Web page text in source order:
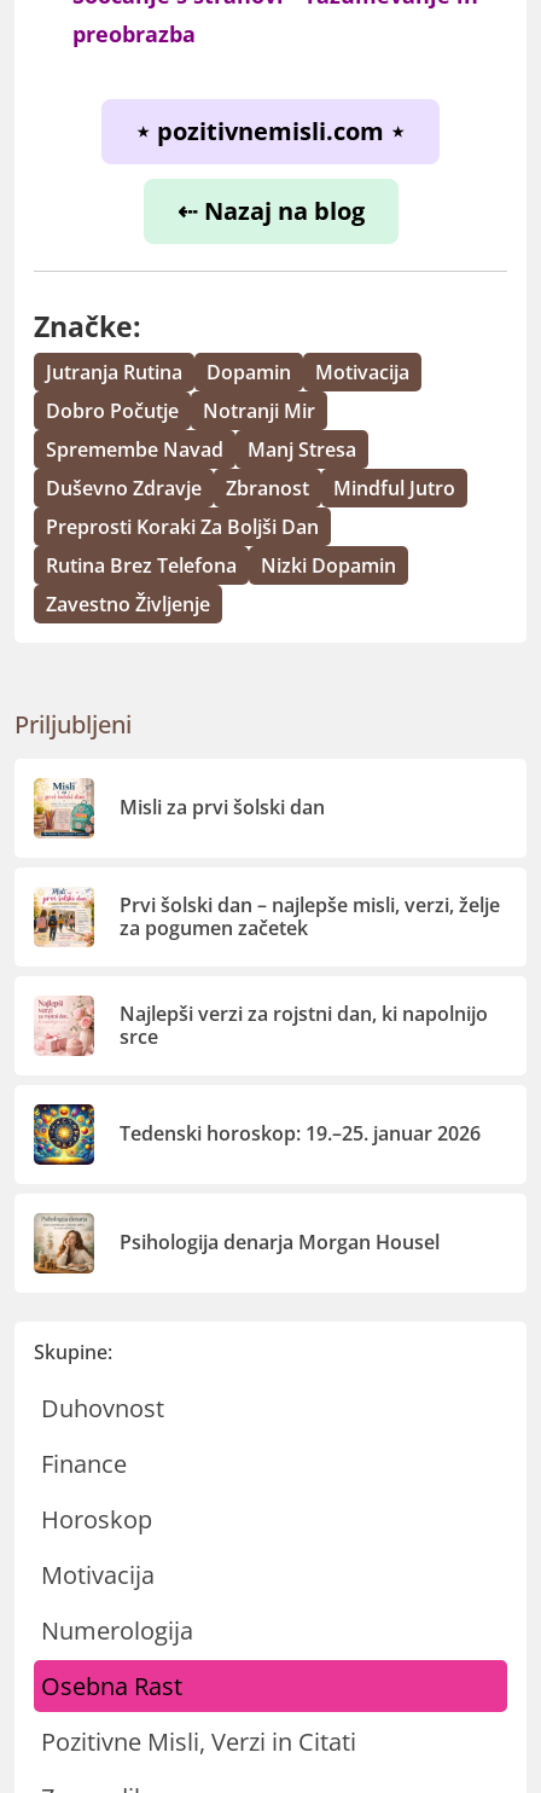
preobrazba
⋆ pozitivnemisli.com ⋆
⇠ Nazaj na blog
Značke:
Jutranja Rutina Dopamin
Motivacija
Dobro Počutje
Notranji Mir
Spremembe Navad
Manj Stresa
Duševno Zdravje
Zbranost
Mindful Jutro
Preprosti Koraki Za Boljši Dan
Rutina Brez Telefona
Nizki Dopamin
Zavestno Življenje
Priljubljeni
Misli za prvi šolski dan
Prvi šolski dan – najlepše misli, verzi, želje
za pogumen začetek
Najlepši verzi za rojstni dan, ki napolnijo
srce
Tedenski horoskop: 19.–25. januar 2026
Psihologija denarja Morgan Housel
Skupine:
Duhovnost
Finance
Horoskop
Motivacija
Numerologija
Osebna Rast
Pozitivne Misli, Verzi in Citati